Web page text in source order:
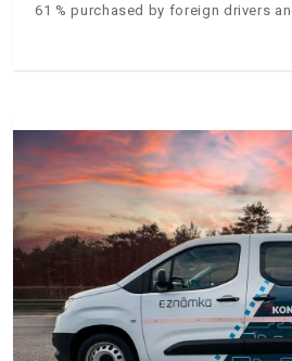
61 % purchased by foreign drivers